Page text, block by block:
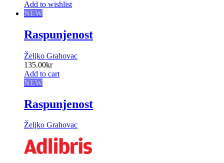
Add to wishlist
NEW
Raspunjenost
Željko Grahovac
135.00kr
Add to cart
NEW
Raspunjenost
Željko Grahovac